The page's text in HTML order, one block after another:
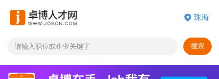
搜索